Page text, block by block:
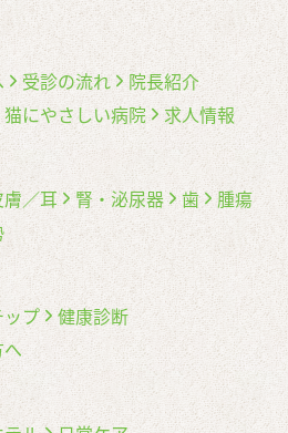
受診の流れ
院長紹介
猫にやさしい病院
求人情報
膚／耳 腎・泌尿器 歯
腫瘍
プ
健康診断